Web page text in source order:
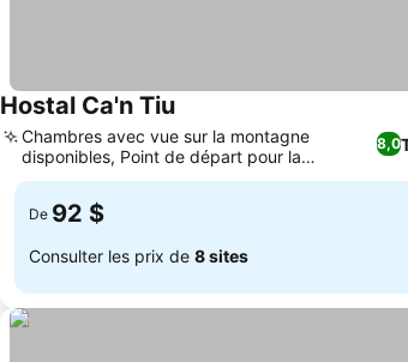
Hostal Ca'n Tiu
8,0
Chambres avec vue sur la montagne
disponibles, Point de départ pour la
randonnée et l'équitation
De 92 $
Consulter les prix de 8 sites